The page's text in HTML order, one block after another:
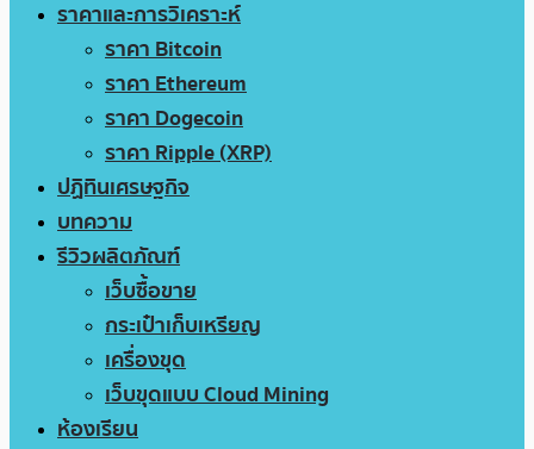
ราคาและการวิเคราะห์
ราคา Bitcoin
ราคา Ethereum
ราคา Dogecoin
ราคา Ripple (XRP)
ปฏิทินเศรษฐกิจ
บทความ
รีวิวผลิตภัณฑ์
เว็บซื้อขาย
กระเป๋าเก็บเหรียญ
เครื่องขุด
เว็บขุดแบบ Cloud Mining
ห้องเรียน